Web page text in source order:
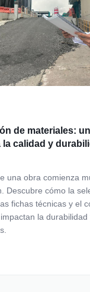
de materiales:
la calidad y
una obra comienza
Descubre cómo la
fichas técnicas y el
la